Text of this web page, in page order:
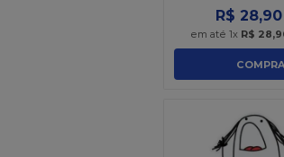
R$ 28,90
em até 1x R$ 28,